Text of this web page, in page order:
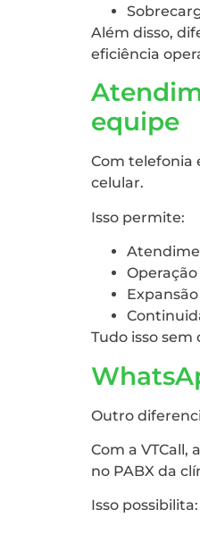
Além disso,
eficiência
equipe
Com telefonia
celular.
Isso permite:
Tudo isso
Outro
Com a
no PABX da
Isso possibilita: